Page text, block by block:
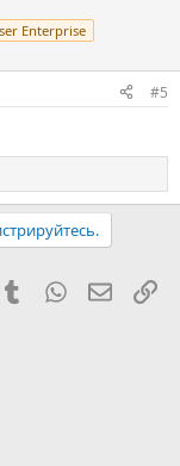
Enterprise
#5
Tumblr WhatsApp